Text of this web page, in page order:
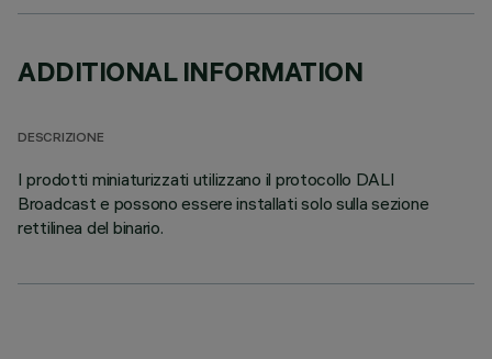
ADDITIONAL INFORMATION
DESCRIZIONE
I prodotti miniaturizzati utilizzano il protocollo DALI
Broadcast e possono essere installati solo sulla sezione
rettilinea del binario.